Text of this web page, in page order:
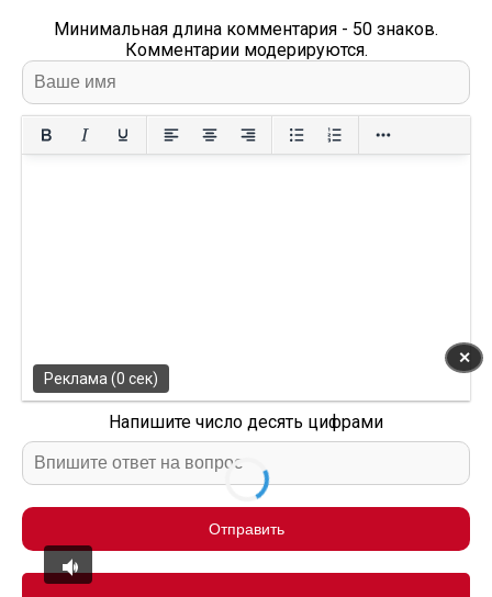
Минимальная длина комментария - 50 знаков.
Комментарии модерируются.
Напишите число десять цифрами
Отправить
✕
Реклама (0 сек)